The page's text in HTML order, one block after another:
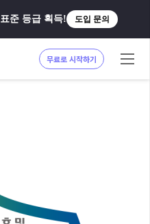
준 등급 획득! 도입 문의
무료로 시작하기